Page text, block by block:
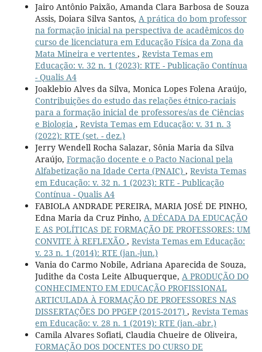
Jairo Antônio Paixão, Amanda Clara Barbosa de Souza
Assis, Doiara Silva Santos, A prática do bom professor
na formação inicial na perspectiva de acadêmicos do
curso de licenciatura em Educação Física da Zona da
Mata Mineira e vertentes , Revista Temas em
Educação: v. 32 n. 1 (2023): RTE - Publicação Contínua
- Qualis A4
Joaklebio Alves da Silva, Monica Lopes Folena Araújo,
Contribuições do estudo das relações étnico-raciais
para a formação inicial de professores/as de Ciências
e Biologia , Revista Temas em Educação: v. 31 n. 3
(2022): RTE (set. - dez.)
Jerry Wendell Rocha Salazar, Sônia Maria da Silva
Araújo, Formação docente e o Pacto Nacional pela
Alfabetização na Idade Certa (PNAIC) , Revista Temas
em Educação: v. 32 n. 1 (2023): RTE - Publicação
Contínua - Qualis A4
FABIOLA ANDRADE PEREIRA, MARIA JOSÉ DE PINHO,
Edna Maria da Cruz Pinho, A DÉCADA DA EDUCAÇÃO
E AS POLÍTICAS DE FORMAÇÃO DE PROFESSORES: UM
CONVITE À REFLEXÃO , Revista Temas em Educação:
v. 23 n. 1 (2014): RTE (jan.-jun.)
Vania do Carmo Nobile, Adriana Aparecida de Souza,
Judithe da Costa Leite Albuquerque, A PRODUÇÃO DO
CONHECIMENTO EM EDUCAÇÃO PROFISSIONAL
ARTICULADA À FORMAÇÃO DE PROFESSORES NAS
DISSERTAÇÕES DO PPGEP (2015-2017) , Revista Temas
em Educação: v. 28 n. 1 (2019): RTE (jan.-abr.)
Camila Alvares Sofiati, Claudia Chueire de Oliveira,
FORMAÇÃO DOS DOCENTES DO CURSO DE